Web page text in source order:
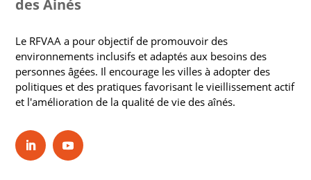
des Ainés
Le RFVAA a pour objectif de promouvoir des
environnements inclusifs et adaptés aux besoins des
personnes âgées. Il encourage les villes à adopter des
politiques et des pratiques favorisant le vieillissement actif
et l'amélioration de la qualité de vie des aînés.